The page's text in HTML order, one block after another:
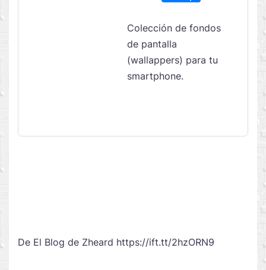
Colección de fondos
de pantalla
(wallappers) para tu
smartphone.
De El Blog de Zheard https://ift.tt/2hzORN9